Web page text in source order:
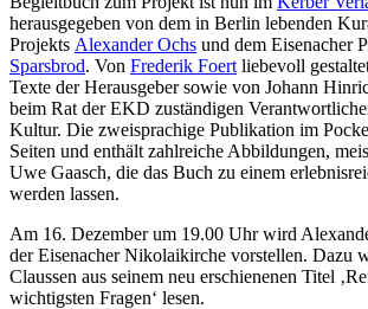
herausgegeben von dem in Berlin lebenden
Projekts Alexander Ochs und dem Eisenacher
Sparsbrod. Von Frederik Foert liebevoll
Texte der Herausgeber sowie von Johann
beim Rat der EKD zuständigen
Kultur. Die zweisprachige Publikation im
Seiten und enthält zahlreiche Abbildungen,
Uwe Gaasch, die das Buch zu einem
werden lassen.
Am 16. Dezember um 19.00 Uhr wird
der Eisenacher Nikolaikirche vorstellen. Dazu
Claussen aus seinem neu erschienenen Titel
wichtigsten Fragen‘ lesen.